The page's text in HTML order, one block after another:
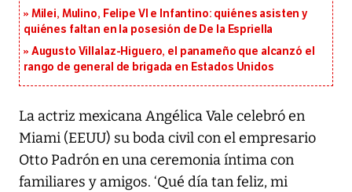
Milei, Mulino, Felipe VI e Infantino: quiénes asisten y
quiénes faltan en la posesión de De la Espriella
Augusto Villalaz-Higuero, el panameño que alcanzó el
rango de general de brigada en Estados Unidos
La actriz mexicana Angélica Vale celebró en
Miami (EEUU) su boda civil con el empresario
Otto Padrón en una ceremonia íntima con
familiares y amigos. ‘Qué día tan feliz, mi